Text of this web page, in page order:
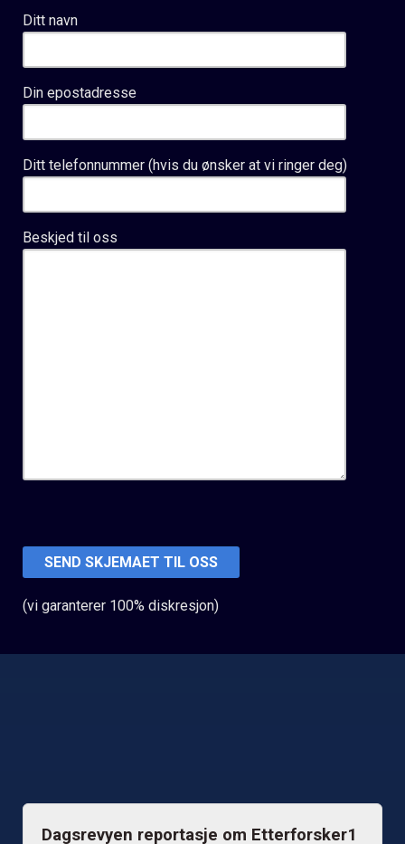
Ditt navn
Din epostadresse
Ditt telefonnummer (hvis du ønsker at vi ringer deg)
Beskjed til oss
(vi garanterer 100% diskresjon)
Dagsrevyen reportasje om Etterforsker1